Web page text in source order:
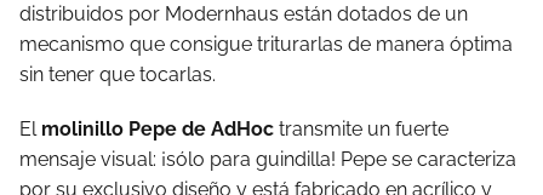
distribuidos por Modernhaus están dotados de un
mecanismo que consigue triturarlas de manera óptima
sin tener que tocarlas.
El molinillo Pepe de AdHoc transmite un fuerte
mensaje visual: ¡sólo para guindilla! Pepe se caracteriza
por su exclusivo diseño y está fabricado en acrílico y